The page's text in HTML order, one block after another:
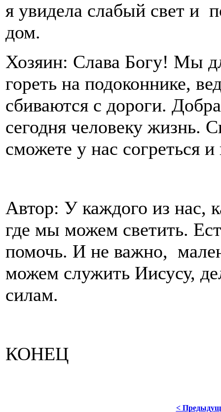
я увидела слабый свет и
дом.
Хозяин: Слава Богу! Мы
гореть на подоконнике,
сбиваются с дороги.
сегодня человеку жизнь.
сможете у нас согреться
Автор: У каждого из нас,
где мы можем светить.
помочь. И не важно,
можем служить Иисусу,
силам.
КОНЕЦ
<